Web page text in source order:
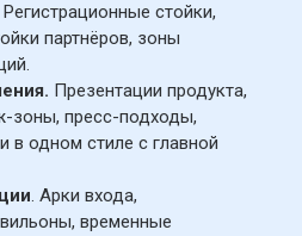
Регистрационные стойки,
партнёров, зоны
Презентации продукта,
зоны, пресс-подходы,
в одном стиле с главной
. Арки входа,
временные